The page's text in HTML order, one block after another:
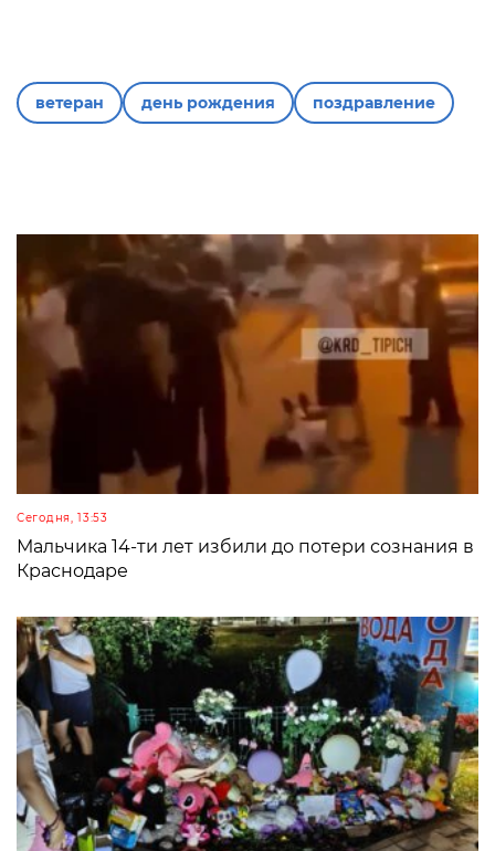
ветеран день рождения поздравление
Сегодня, 13:53
Мальчика 14-ти лет избили до потери сознания в
Краснодаре